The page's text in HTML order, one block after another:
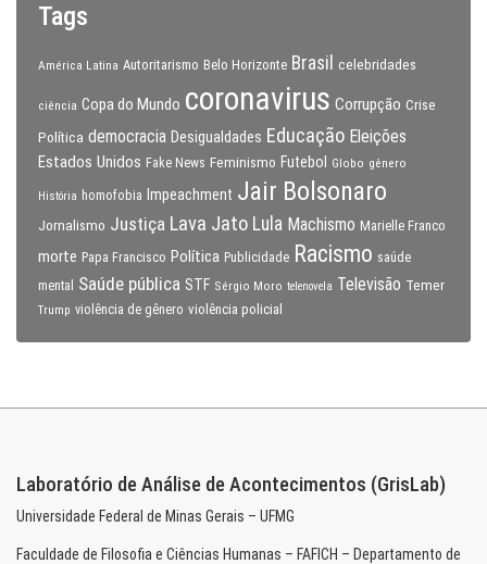
Tags
América Latina Autoritarismo Belo Horizonte Brasil celebridades
ciência Copa do Mundo coronavirus Corrupção Crise
Política democracia Desigualdades Educação Eleições
Estados Unidos Fake News Feminismo Futebol Globo gênero
História homofobia Impeachment Jair Bolsonaro
Jornalismo Justiça Lava Jato Lula Machismo Marielle Franco
morte Papa Francisco Política Publicidade Racismo saúde
mental
Saúde pública STF Sérgio Moro telenovela Televisão Temer
Trump violência de gênero violência policial
Laboratório de Análise de Acontecimentos (GrisLab)
Universidade Federal de Minas Gerais – UFMG
Faculdade de Filosofia e Ciências Humanas – FAFICH – Departamento de